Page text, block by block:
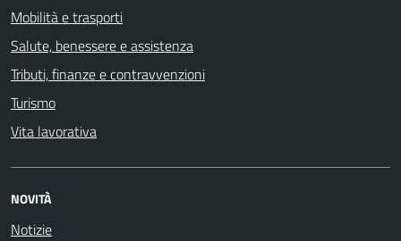
Mobilità e trasporti
Salute, benessere e assistenza
Tributi, finanze e contravvenzioni
Turismo
Vita lavorativa
NOVITÀ
Notizie